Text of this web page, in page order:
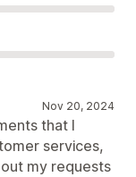
Nov 20, 2024
that I
services,
my requests